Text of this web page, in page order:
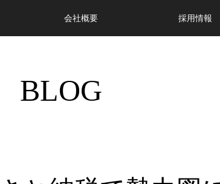
会社概要 採用情報
BLOG